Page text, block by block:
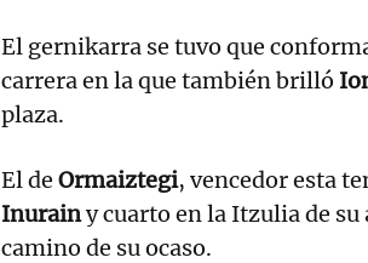
El gernikarra se tuvo que
carrera en la que también brilló
plaza.
El de Ormaiztegi, vencedor esta
Inurainy cuarto en la Itzulia de
camino de su ocaso.